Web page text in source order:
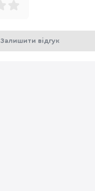
Залишити відгук